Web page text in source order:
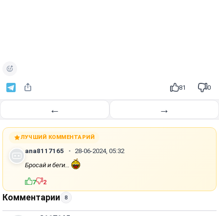
81 0
← →
ЛУЧШИЙ КОММЕНТАРИЙ
ana8117165
28-06-2024, 05:32
Бросай и беги...
7 2
Комментарии 8